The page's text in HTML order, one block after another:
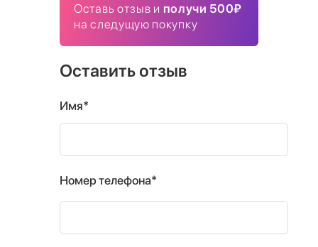
Оставь отзыв и получи 500₽
на следущую покупку
Оставить отзыв
Имя*
Номер телефона*